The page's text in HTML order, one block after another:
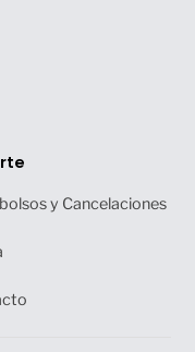
y Cancelaciones